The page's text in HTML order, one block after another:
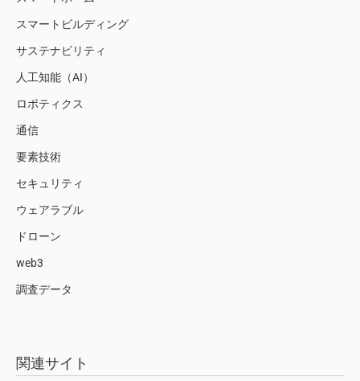
スマートビルディング
サステナビリティ
人工知能（AI）
ロボティクス
通信
要素技術
セキュリティ
ウェアラブル
ドローン
web3
調査データ
関連サイト